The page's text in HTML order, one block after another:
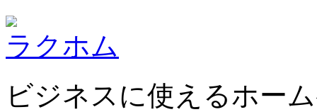
ラクホム
ビジネスに使えるホー